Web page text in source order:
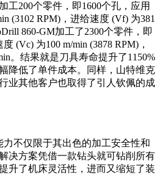
200个零件，即1600个孔，应用
(3102 RPM)，进给速度 (Vf) 为381
860-GM加工了2300个零件，即
(Vc) 为100 m/min (3878 RPM)，
。结果就是刀具寿命提升了1150%
降低了单件成本。同样，山特维克
业其他客户也取得了引人钦佩的成
不仅限于其出色的加工安全性和
决方案凭借一款钻头就可钻削所有
升了机床灵活性，进而又缩短了装